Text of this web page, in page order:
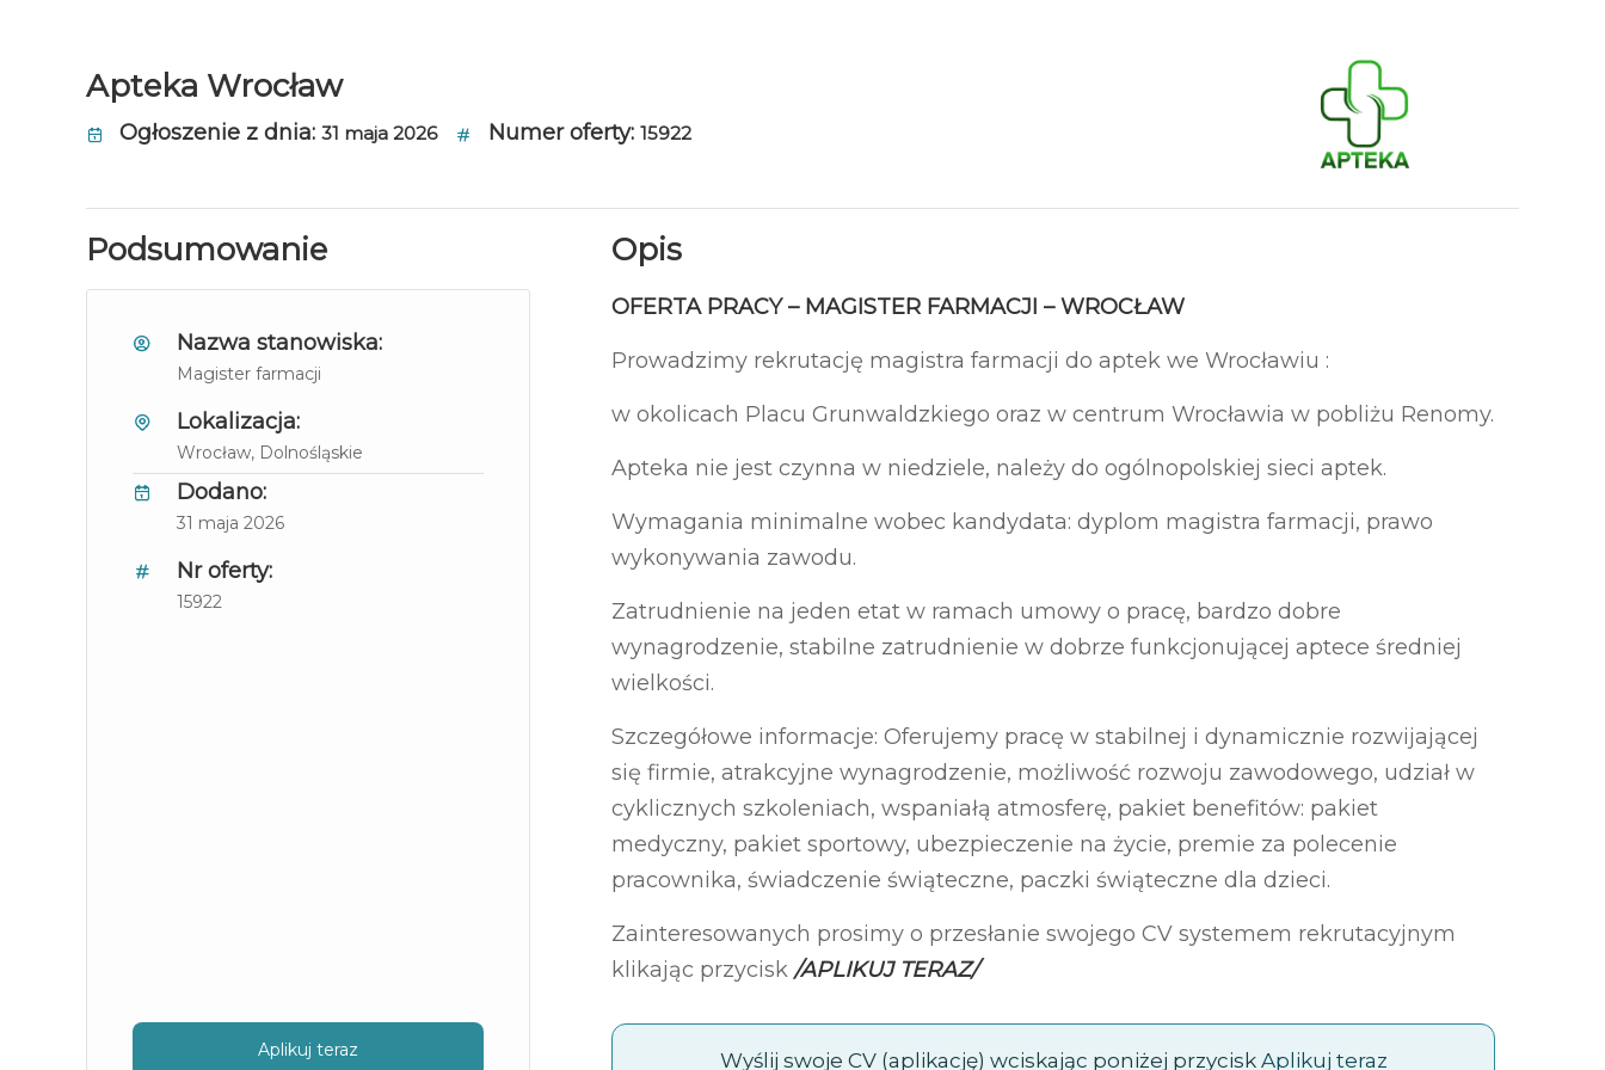
Apteka Wrocław
Ogłoszenie z dnia: 31 maja 2026 Numer oferty: 15922
Podsumowanie
Nazwa stanowiska:
Magister farmacji
Lokalizacja:
Wrocław, Dolnośląskie
Dodano:
31 maja 2026
Nr oferty:
15922
Aplikuj teraz
Opis
OFERTA PRACY – MAGISTER FARMACJI – WROCŁAW
Prowadzimy rekrutację magistra farmacji do aptek we Wrocławiu :
w okolicach Placu Grunwaldzkiego oraz w centrum Wrocławia w pobliżu Renomy.
Apteka nie jest czynna w niedziele, należy do ogólnopolskiej sieci aptek.
Wymagania minimalne wobec kandydata: dyplom magistra farmacji, prawo
wykonywania zawodu.
Zatrudnienie na jeden etat w ramach umowy o pracę, bardzo dobre
wynagrodzenie, stabilne zatrudnienie w dobrze funkcjonującej aptece średniej
wielkości.
Szczegółowe informacje: Oferujemy pracę w stabilnej i dynamicznie rozwijającej
się firmie, atrakcyjne wynagrodzenie, możliwość rozwoju zawodowego, udział w
cyklicznych szkoleniach, wspaniałą atmosferę, pakiet benefitów: pakiet
medyczny, pakiet sportowy, ubezpieczenie na życie, premie za polecenie
pracownika, świadczenie świąteczne, paczki świąteczne dla dzieci.
Zainteresowanych prosimy o przesłanie swojego CV systemem rekrutacyjnym
klikając przycisk /APLIKUJ TERAZ/
Wyślij swoje CV (aplikację) wciskając poniżej przycisk Aplikuj teraz